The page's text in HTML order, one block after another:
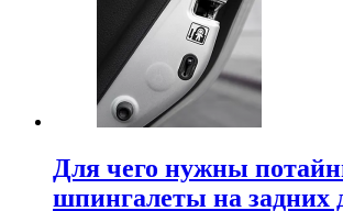
Для чего нужны
шпингалеты на задних